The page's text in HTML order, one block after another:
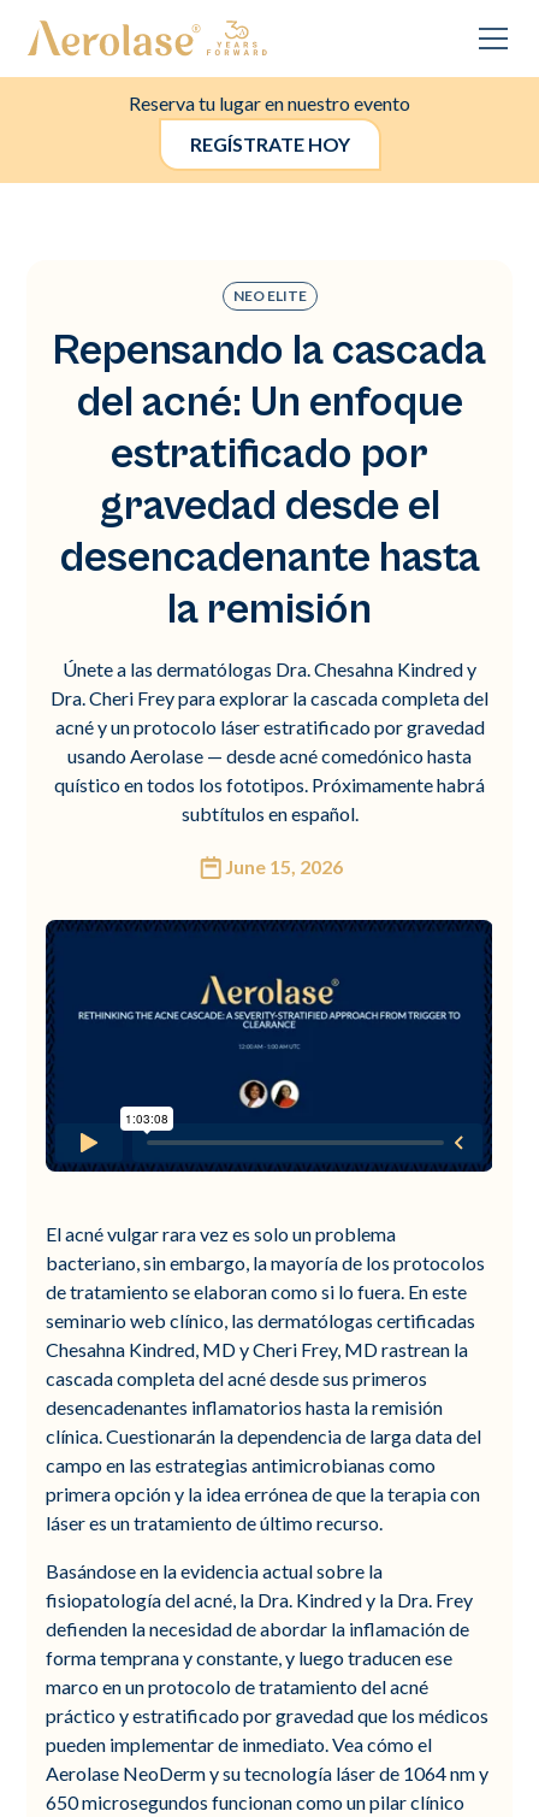
Reserva tu lugar en nuestro evento
REGÍSTRATE HOY
NEO ELITE
Repensando la cascada
del acné: Un enfoque
estratificado por
gravedad desde el
desencadenante hasta
la remisión
Únete a las dermatólogas Dra. Chesahna Kindred y
Dra. Cheri Frey para explorar la cascada completa del
acné y un protocolo láser estratificado por gravedad
usando Aerolase — desde acné comedónico hasta
quístico en todos los fototipos. Próximamente habrá
subtítulos en español.
June 15, 2026
El acné vulgar rara vez es solo un problema
bacteriano, sin embargo, la mayoría de los protocolos
de tratamiento se elaboran como si lo fuera. En este
seminario web clínico, las dermatólogas certificadas
Chesahna Kindred, MD y Cheri Frey, MD rastrean la
cascada completa del acné desde sus primeros
desencadenantes inflamatorios hasta la remisión
clínica. Cuestionarán la dependencia de larga data del
campo en las estrategias antimicrobianas como
primera opción y la idea errónea de que la terapia con
láser es un tratamiento de último recurso.
Basándose en la evidencia actual sobre la
fisiopatología del acné, la Dra. Kindred y la Dra. Frey
defienden la necesidad de abordar la inflamación de
forma temprana y constante, y luego traducen ese
marco en un protocolo de tratamiento del acné
práctico y estratificado por gravedad que los médicos
pueden implementar de inmediato. Vea cómo el
Aerolase NeoDerm y su tecnología láser de 1064 nm y
650 microsegundos funcionan como un pilar clínico